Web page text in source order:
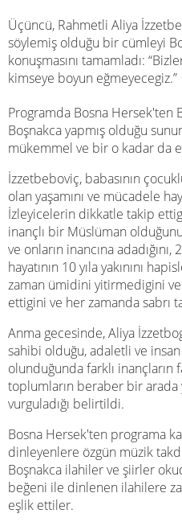
Üçüncü, Rahmetli Aliya
söylemiş olduğu bir cümleyi
konuşmasını tamamladı:
kimseye boyun eğmeyecegiz.”
Programda Bosna Hersek'ten
Boşnakca yapmış olduğu
mükemmel ve bir o kadar da
İzzetbeboviç, babasının
olan yaşamını ve mücadele
İzleyicelerin dikkatle takip
inançlı bir Müslüman
ve onların inancına
hayatının 10 yıla yakınını
zaman ümidini yitirmedigini
ettigini ve her zamanda sabrı
Anma gecesinde, Aliya
sahibi olduğu, adaletli ve insan
olunduğunda farklı inançların
toplumların beraber bir arada
vurguladığı belirtildi.
Bosna Hersek'ten programa
dinleyenlere özgün müzik
Boşnakca ilahiler ve şiirler
beğeni ile dinlenen ilahilere
eşlik ettiler.